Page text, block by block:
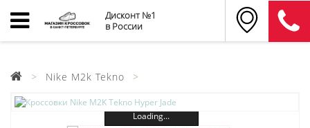
Дисконт №1
в России
Nike M2k Tekno
Loading...